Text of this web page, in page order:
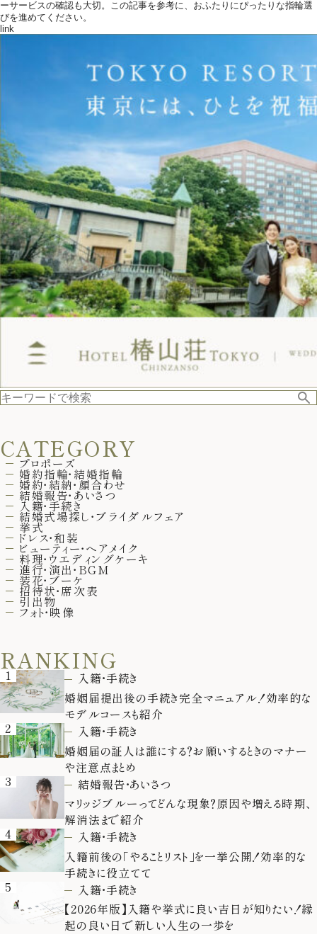
ーサービスの確認も大切。この記事を参考に、おふたりにぴったりな指輪選
びを進めてください。
link
CATEGORY
プロポーズ
婚約指輪・結婚指輪
婚約・結納・顔合わせ
結婚報告・あいさつ
入籍・手続き
結婚式場探し・ブライダルフェア
挙式
ドレス・和装
ビューティー・ヘアメイク
料理・ウエディングケーキ
進行・演出・BGM
装花・ブーケ
招待状・席次表
引出物
フォト・映像
RANKING
1
入籍・手続き
婚姻届提出後の手続き完全マニュアル！効率的な
モデルコースも紹介
2
入籍・手続き
婚姻届の証人は誰にする？お願いするときのマナー
や注意点まとめ
3
結婚報告・あいさつ
マリッジブルーってどんな現象？原因や増える時期、
解消法まで紹介
4
入籍・手続き
入籍前後の「やることリスト」を一挙公開！効率的な
手続きに役立てて
5
入籍・手続き
【2026年版】入籍や挙式に良い吉日が知りたい！縁
起の良い日で新しい人生の一歩を